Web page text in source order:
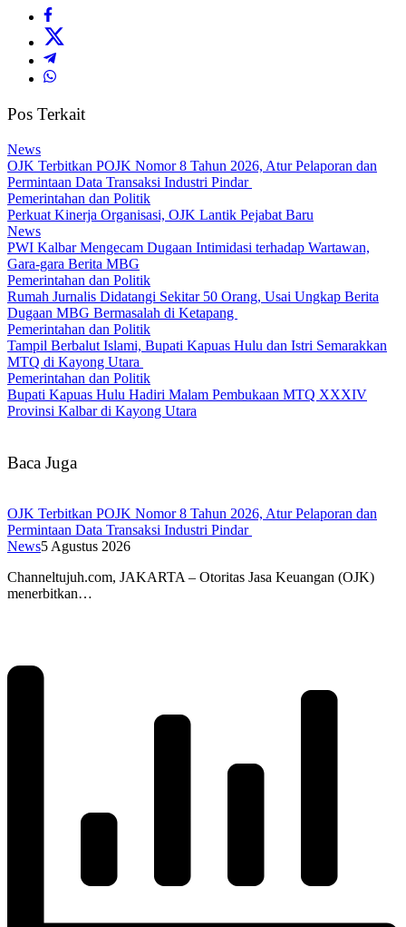
Pos Terkait
News
OJK Terbitkan POJK Nomor 8 Tahun 2026, Atur Pelaporan dan
Permintaan Data Transaksi Industri Pindar
Pemerintahan dan Politik
Perkuat Kinerja Organisasi, OJK Lantik Pejabat Baru
News
PWI Kalbar Mengecam Dugaan Intimidasi terhadap Wartawan,
Gara-gara Berita MBG
Pemerintahan dan Politik
Rumah Jurnalis Didatangi Sekitar 50 Orang, Usai Ungkap Berita
Dugaan MBG Bermasalah di Ketapang
Pemerintahan dan Politik
Tampil Berbalut Islami, Bupati Kapuas Hulu dan Istri Semarakkan
MTQ di Kayong Utara
Pemerintahan dan Politik
Bupati Kapuas Hulu Hadiri Malam Pembukaan MTQ XXXIV
Provinsi Kalbar di Kayong Utara
Baca Juga
OJK Terbitkan POJK Nomor 8 Tahun 2026, Atur Pelaporan dan
Permintaan Data Transaksi Industri Pindar
News5 Agustus 2026
Channeltujuh.com, JAKARTA – Otoritas Jasa Keuangan (OJK)
menerbitkan…